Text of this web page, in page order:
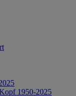
1950-2025